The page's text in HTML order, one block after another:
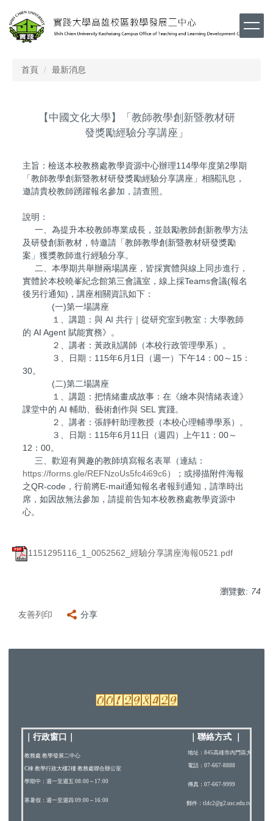
到
主
首頁 最新消息
【中國文化大學】「教師教學創新暨教材研
發獎勵經驗分享講座」
主旨：檢送本校教務處教學資源中心辦理114學年度第2學期
「教師教學創新暨教材研發獎勵經驗分享講座」相關訊息，
邀請貴校教師踴躍報名參加，請查照。
說明：
一、為提升本校教師專業成長，並鼓勵教師創新教學方法
及研發創新教材，特邀請「教師教學創新暨教材研發獎勵
案」獲獎教師進行經驗分享。
二、本學期共舉辦兩場講座，皆採實體與線上同步進行，
實體於本校曉峯紀念館第三會議室，線上採Teams會議(報名
後另行通知)，講座相關資訊如下：
(一)第一場講座
１、講題：與 AI 共行｜從研究室到教室：大學教師
的 AI Agent 賦能實務》。
２、講者：黃政勛講師（本校行政管理學系）。
３、日期：115年6月1日（週一）下午14：00～15：
30。
(二)第二場講座
１、講題：把情緒畫成故事：在《繪本與情緒表達》
課堂中的 AI 輔助、藝術創作與 SEL 實踐。
２、講者：張靜軒助理教授（本校心理輔導學系）。
３、日期：115年6月11日（週四）上午11：00～
12：00。
三、歡迎有興趣的教師填寫報名表單（連結：
https://forms.gle/REFNzoUs5fc4i69c6）；或掃描附件海報
之QR-code，行前將E-mail通知報名者報到通知，請準時出
席，如因故無法參加，請提前告知本校教務處教學資源中
心。
1151295116_1_0052562_經驗分享講座海報0521.pdf
瀏覽數: 74
友善列印 分享
｜行政窗口 聯絡方式
教務處 教學發展二中心
C棟 教學行政大樓2樓 教務處聯合辦公室
學期中：週一至週五 08:00～17:00
寒暑假：週一至週四 09:00～16:00
地址：845高雄市內門區大學路200
電話：07-667-8888
傳真：07-667-9999
郵件：tldc2@g2.usc.edu.tw